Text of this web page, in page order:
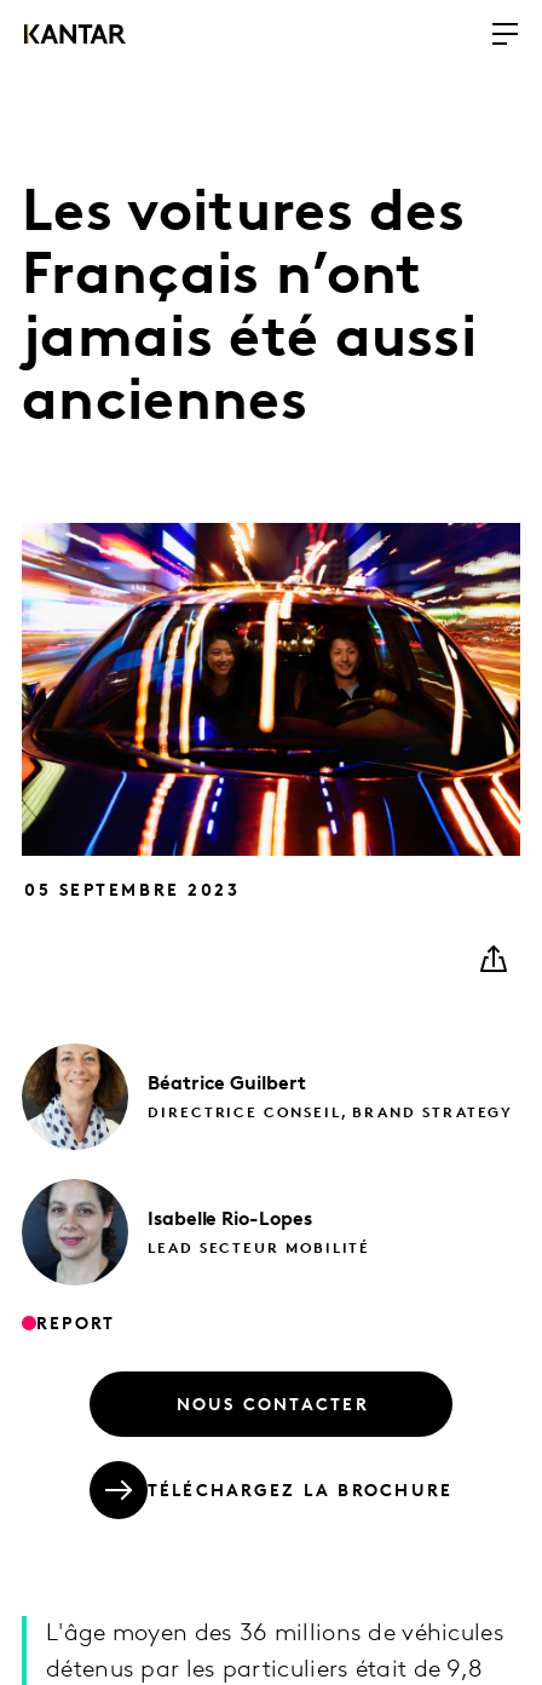
Les voitures des
Français n’ont
jamais été aussi
anciennes
05 SEPTEMBRE 2023
Béatrice Guilbert
DIRECTRICE CONSEIL, BRAND STRATEGY
Isabelle Rio-Lopes
LEAD SECTEUR MOBILITÉ
REPORT
NOUS CONTACTER
TÉLÉCHARGEZ LA BROCHURE
L'âge moyen des 36 millions de véhicules
détenus par les particuliers était de 9,8